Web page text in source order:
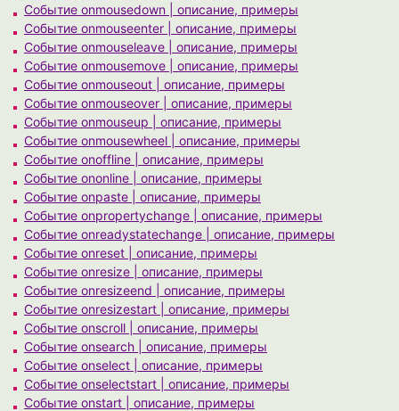
Событие onmousedown | описание, примеры
Событие onmouseenter | описание, примеры
Событие onmouseleave | описание, примеры
Событие onmousemove | описание, примеры
Событие onmouseout | описание, примеры
Событие onmouseover | описание, примеры
Событие onmouseup | описание, примеры
Событие onmousewheel | описание, примеры
Событие onoffline | описание, примеры
Событие ononline | описание, примеры
Событие onpaste | описание, примеры
Событие onpropertychange | описание, примеры
Событие onreadystatechange | описание, примеры
Событие onreset | описание, примеры
Событие onresize | описание, примеры
Событие onresizeend | описание, примеры
Событие onresizestart | описание, примеры
Событие onscroll | описание, примеры
Событие onsearch | описание, примеры
Событие onselect | описание, примеры
Событие onselectstart | описание, примеры
Событие onstart | описание, примеры